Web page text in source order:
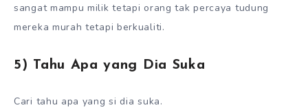
sangat mampu milik tetapi orang tak percaya tudung
mereka murah tetapi berkualiti.
5) Tahu Apa yang Dia Suka
Cari tahu apa yang si dia suka.